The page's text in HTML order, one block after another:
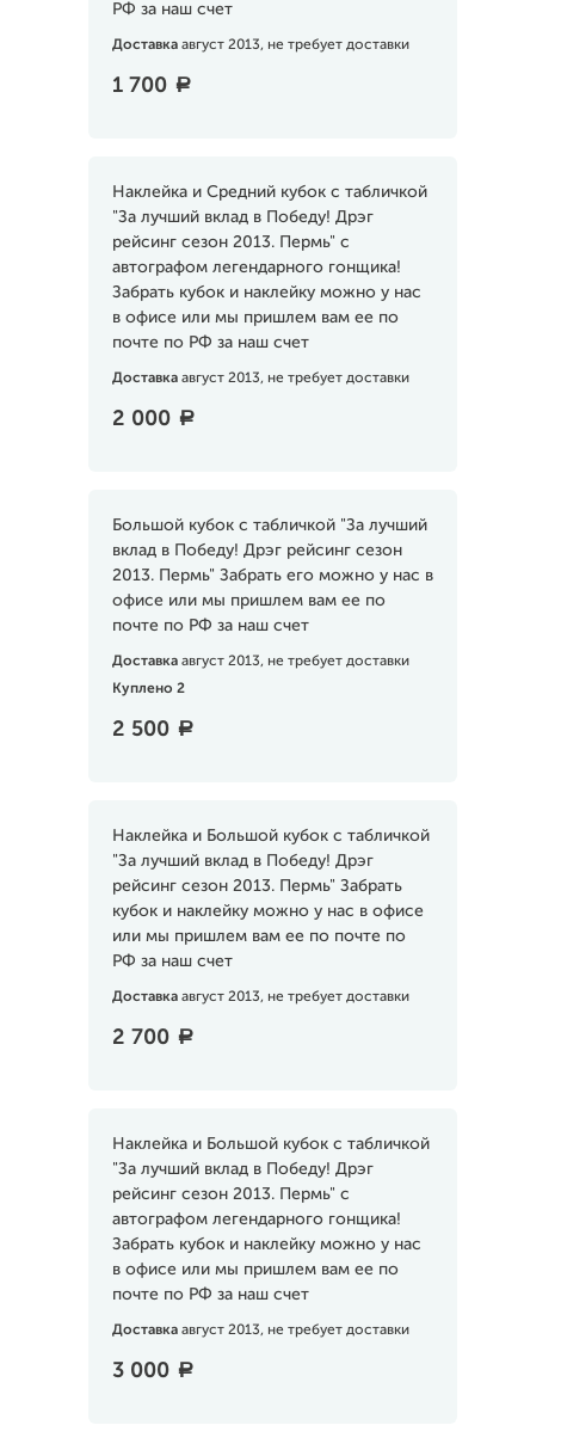
РФ за наш счет
Доставка август 2013, не требует доставки
1 700 a
Наклейка и Средний кубок с табличкой
"За лучший вклад в Победу! Дрэг
рейсинг сезон 2013. Пермь" с
автографом легендарного гонщика!
Забрать кубок и наклейку можно у нас
в офисе или мы пришлем вам ее по
почте по РФ за наш счет
Доставка август 2013, не требует доставки
2 000 a
Большой кубок с табличкой "За лучший
вклад в Победу! Дрэг рейсинг сезон
2013. Пермь" Забрать его можно у нас в
офисе или мы пришлем вам ее по
почте по РФ за наш счет
Доставка август 2013, не требует доставки
Куплено 2
2 500 a
Наклейка и Большой кубок с табличкой
"За лучший вклад в Победу! Дрэг
рейсинг сезон 2013. Пермь" Забрать
кубок и наклейку можно у нас в офисе
или мы пришлем вам ее по почте по
РФ за наш счет
Доставка август 2013, не требует доставки
2 700 a
Наклейка и Большой кубок с табличкой
"За лучший вклад в Победу! Дрэг
рейсинг сезон 2013. Пермь" с
автографом легендарного гонщика!
Забрать кубок и наклейку можно у нас
в офисе или мы пришлем вам ее по
почте по РФ за наш счет
Доставка август 2013, не требует доставки
3 000 a